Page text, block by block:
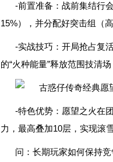
-前置准备：战前集结行
15%），并分配好突击组（
-实战技巧：开局抢占复
的“火种能量”释放范围技清
-特色优势：愿望之火在
力，最高叠加10层，实现滚
问：长期玩家如何保持